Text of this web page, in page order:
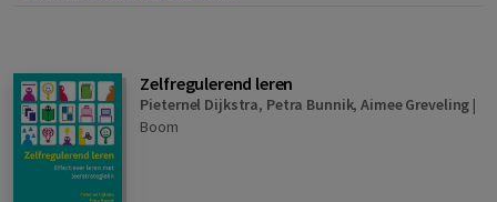
Zelfregulerend leren
Pieternel Dijkstra, Petra Bunnik,Aimee Greveling |
Boom